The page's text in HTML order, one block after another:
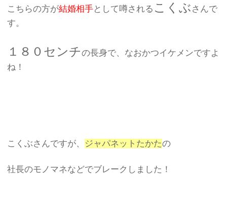
こちらの方が結婚相手として噂される こくぶ さんで
す。
１８０センチの長身で、なおかつイケメンですよ
ね！
こくぶさんですが、 ジャパネットたかたの
社長のモノマネなどでブレークしました！